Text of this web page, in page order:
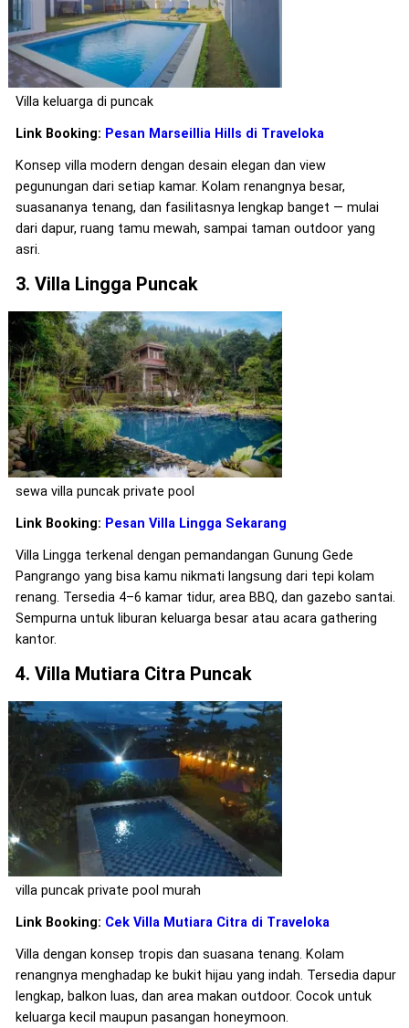
Villa keluarga di puncak
Link Booking: Pesan Marseillia Hills di Traveloka
Konsep villa modern dengan desain elegan dan view
pegunungan dari setiap kamar. Kolam renangnya besar,
suasananya tenang, dan fasilitasnya lengkap banget — mulai
dari dapur, ruang tamu mewah, sampai taman outdoor yang
asri.
3. Villa Lingga Puncak
sewa villa puncak private pool
Link Booking: Pesan Villa Lingga Sekarang
Villa Lingga terkenal dengan pemandangan Gunung Gede
Pangrango yang bisa kamu nikmati langsung dari tepi kolam
renang. Tersedia 4–6 kamar tidur, area BBQ, dan gazebo santai.
Sempurna untuk liburan keluarga besar atau acara gathering
kantor.
4. Villa Mutiara Citra Puncak
villa puncak private pool murah
Link Booking: Cek Villa Mutiara Citra di Traveloka
Villa dengan konsep tropis dan suasana tenang. Kolam
renangnya menghadap ke bukit hijau yang indah. Tersedia dapur
lengkap, balkon luas, dan area makan outdoor. Cocok untuk
keluarga kecil maupun pasangan honeymoon.